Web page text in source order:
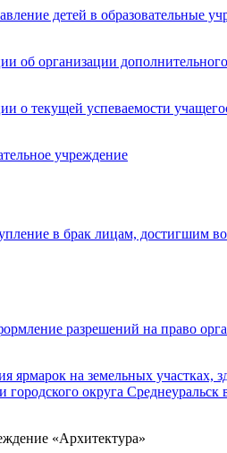
детей в образовательные
об организации
о текущей успеваемости
учреждение
в брак лицам, достигшим
разрешений на право
ярмарок на земельных участках,
городского округа
«Архитектура»